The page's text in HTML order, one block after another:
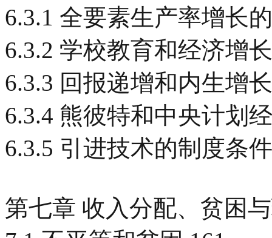
6.3.1 全要素生产率增长
6.3.2 学校教育和经济增
6.3.3 回报递增和内生增
6.3.4 熊彼特和中央计划
6.3.5 引进技术的制度条
第七章 收入分配、贫困